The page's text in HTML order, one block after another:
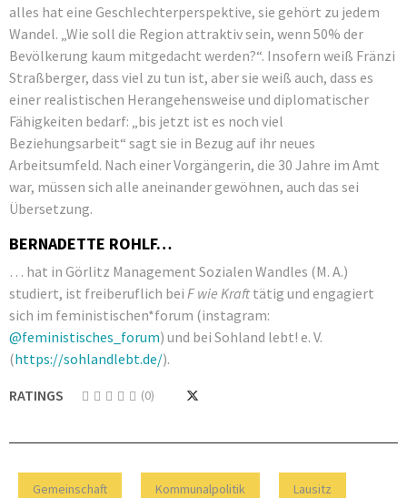
alles hat eine Geschlechterperspektive, sie gehört zu jedem
Wandel. „Wie soll die Region attraktiv sein, wenn 50% der
Bevölkerung kaum mitgedacht werden?“. Insofern weiß Fränzi
Straßberger, dass viel zu tun ist, aber sie weiß auch, dass es
einer realistischen Herangehensweise und diplomatischer
Fähigkeiten bedarf: „bis jetzt ist es noch viel
Beziehungsarbeit“ sagt sie in Bezug auf ihr neues
Arbeitsumfeld. Nach einer Vorgängerin, die 30 Jahre im Amt
war, müssen sich alle aneinander gewöhnen, auch das sei
Übersetzung.
BERNADETTE ROHLF…
… hat in Görlitz Management Sozialen Wandles (M. A.)
studiert, ist freiberuflich bei F wie Kraft tätig und engagiert
sich im feministischen*forum (instagram:
@feministisches_forum) und bei Sohland lebt! e. V.
(https://sohlandlebt.de/).
RATINGS
(0)
Gemeinschaft Kommunalpolitik Lausitz